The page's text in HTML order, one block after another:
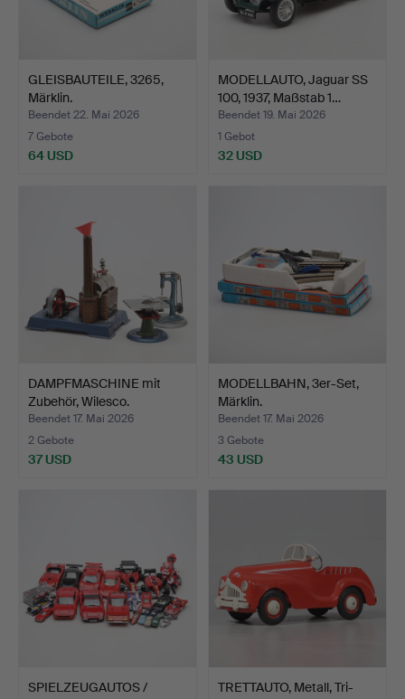
GLEISBAUTEILE, 3265,
Märklin.
Beendet 22. Mai 2026
7 Gebote
64 USD
MODELLAUTO, Jaguar SS
100, 1937, Maßstab 1…
Beendet 19. Mai 2026
1 Gebot
32 USD
DAMPFMASCHINE mit
Zubehör, Wilesco.
Beendet 17. Mai 2026
2 Gebote
37 USD
MODELLBAHN, 3er-Set,
Märklin.
Beendet 17. Mai 2026
3 Gebote
43 USD
SPIELZEUGAUTOS /
TRETTAUTO, Metall, Tri-